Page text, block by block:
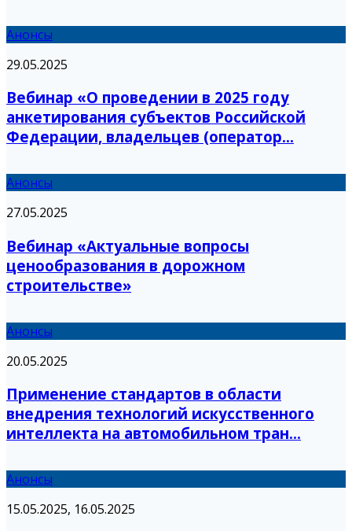
Анонсы
29.05.2025
Вебинар «О проведении в 2025 году
анкетирования субъектов Российской
Федерации, владельцев (оператор...
Анонсы
27.05.2025
Вебинар «Актуальные вопросы
ценообразования в дорожном
строительстве»
Анонсы
20.05.2025
Применение стандартов в области
внедрения технологий искусственного
интеллекта на автомобильном тран...
Анонсы
15.05.2025, 16.05.2025